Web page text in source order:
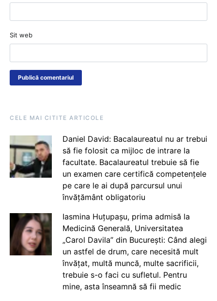
Sit web
CELE MAI CITITE ARTICOLE
Daniel David: Bacalaureatul nu ar trebui
să fie folosit ca mijloc de intrare la
facultate. Bacalaureatul trebuie să fie
un examen care certifică competențele
pe care le ai după parcursul unui
învățământ obligatoriu
Iasmina Huțupașu, prima admisă la
Medicină Generală, Universitatea
„Carol Davila” din București: Când alegi
un astfel de drum, care necesită mult
învățat, multă muncă, multe sacrificii,
trebuie s-o faci cu sufletul. Pentru
mine, asta înseamnă să fii medic